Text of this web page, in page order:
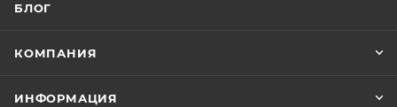
БЛОГ
КОМПАНИЯ
ИНФОРМАЦИЯ